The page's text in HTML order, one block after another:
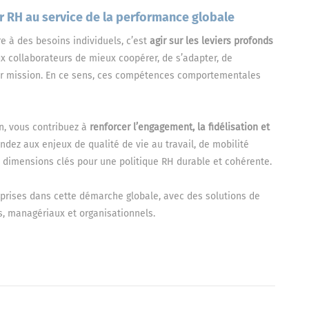
au service de la performance globale
à des besoins individuels, c’est agir sur les leviers profonds
collaborateurs de mieux coopérer, de s’adapter, de
En ce sens, ces compétences comportementales
vous contribuez à renforcer l’engagement, la fidélisation et
aux enjeux de qualité de vie au travail, de mobilité
clés pour une politique RH durable et cohérente.
dans cette démarche globale, avec des solutions de
managériaux et organisationnels.